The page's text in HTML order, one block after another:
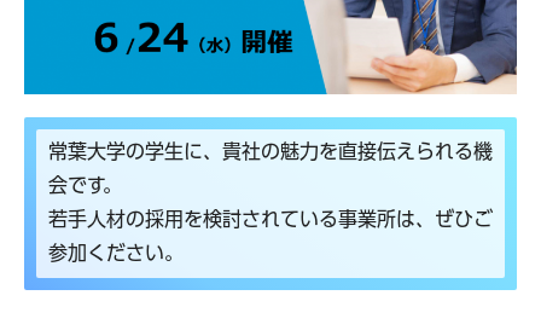
常葉大学の学生に、貴社の魅力を直接伝えられる機
会です。
若手人材の採用を検討されている事業所は、ぜひご
参加ください。